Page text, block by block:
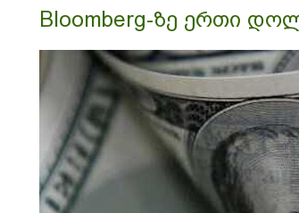
Bloomberg-ზე ერთი